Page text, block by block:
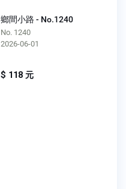
鄉間小路 - No.1240
No. 1240
2026-06-01
$ 118 元